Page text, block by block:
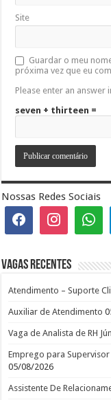
Site
Guardar o meu
próxima vez que eu
Please enter an answer
seven + thirteen =
Nossas Redes Sociais
Vagas recentes
Atendimento – Suporte
Auxiliar de Atendimento
Vaga de Analista de RH
Emprego para
05/08/2026
Assistente De